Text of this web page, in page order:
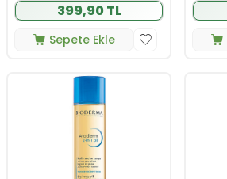
399,90 TL
Sepete Ekle